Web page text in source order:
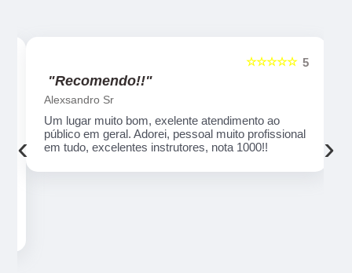
5
☆☆☆☆☆
"Recomendo!!"
Alexsandro Sr
Um lugar muito bom, exelente atendimento ao
público em geral. Adorei, pessoal muito profissional
em tudo, excelentes instrutores, nota 1000!!
‹ ›